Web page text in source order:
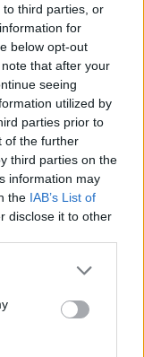
third parties, or
for
below opt-out
that after your
seeing
utilized by
parties prior to
of the further
third parties on the
information may
the IAB’s List of
disclose it to other
de minden
legyártott álarcok
novellákat,